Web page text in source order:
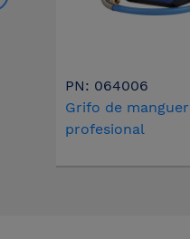
PN: 064006
Grifo de
profesional